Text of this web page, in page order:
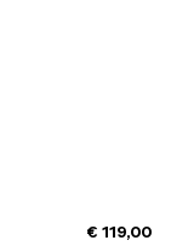
€ 119,00